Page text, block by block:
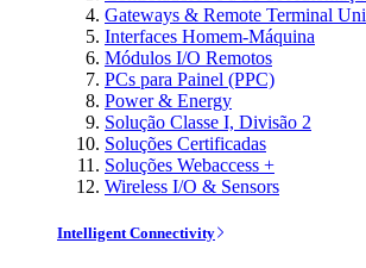
Gateways & Remote Terminal
Interfaces Homem-Máquina
Módulos I/O Remotos
PCs para Painel (PPC)
Power & Energy
Solução Classe I, Divisão 2
Soluções Certificadas
Soluções Webaccess +
Wireless I/O & Sensors
Intelligent Connectivity